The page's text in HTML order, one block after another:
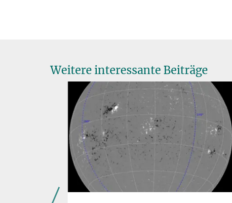
Weitere interessante Beiträge